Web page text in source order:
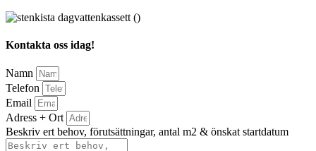
Kontakta oss idag!
Namn
Telefon
Email
Adress + Ort
Beskriv ert behov, förutsättningar, antal m2 & önskat startdatum